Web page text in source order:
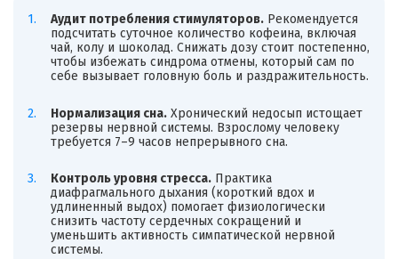
Аудит потребления стимуляторов.Рекомендуется
подсчитать суточное количество кофеина, включая
чай, колу и шоколад. Снижать дозу стоит постепенно,
чтобы избежать синдрома отмены, который сам по
себе вызывает головную боль и раздражительность.
Нормализация сна.Хронический недосып истощает
резервы нервной системы. Взрослому человеку
требуется 7–9 часов непрерывного сна.
Контроль уровня стресса.Практика
диафрагмального дыхания (короткий вдох и
удлиненный выдох) помогает физиологически
снизить частоту сердечных сокращений и
уменьшить активность симпатической нервной
системы.